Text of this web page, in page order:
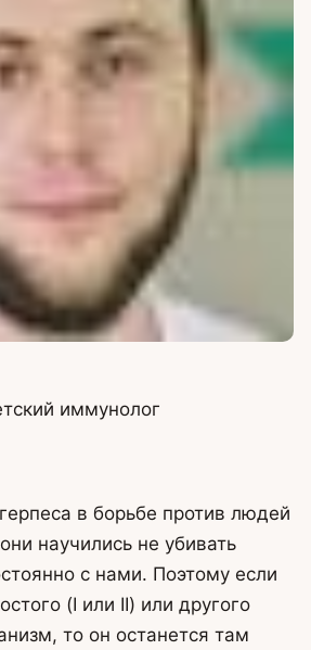
иммунолог
в борьбе против людей
научились не убивать
с нами. Поэтому если
(I или II) или другого
то он останется там